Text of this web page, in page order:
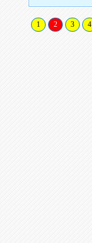
1 2 3 4